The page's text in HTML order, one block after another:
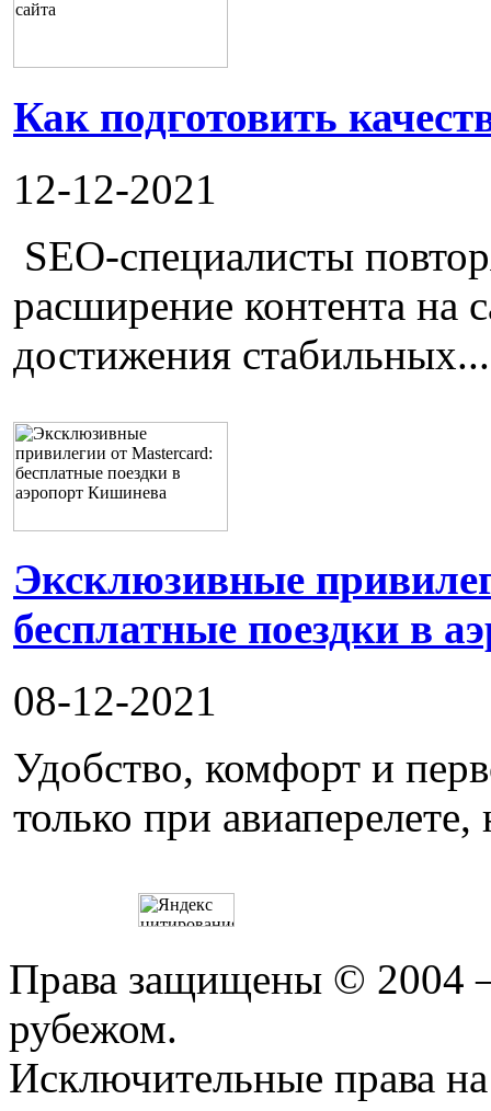
Как подготовить
12-12-2021
SEO-специалисты
расширение контента на
достижения стабильных...
Эксклюзивные
бесплатные поездки в
08-12-2021
Удобство, комфорт и
только при
Права защищены © 2004
рубежом.
Исключительные права